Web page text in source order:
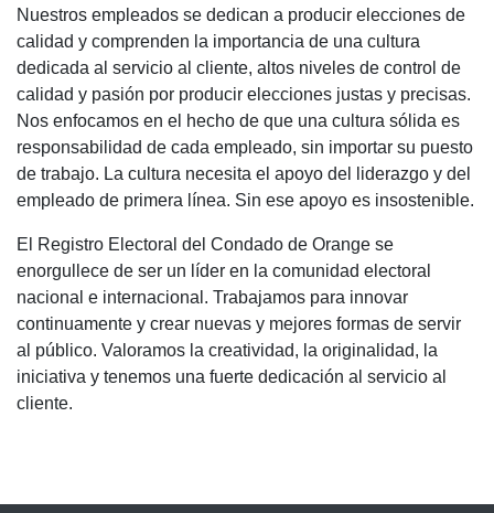
Nuestros empleados se dedican a producir elecciones de
calidad y comprenden la importancia de una cultura
dedicada al servicio al cliente, altos niveles de control de
calidad y pasión por producir elecciones justas y precisas.
Nos enfocamos en el hecho de que una cultura sólida es
responsabilidad de cada empleado, sin importar su puesto
de trabajo. La cultura necesita el apoyo del liderazgo y del
empleado de primera línea. Sin ese apoyo es insostenible.
El Registro Electoral del Condado de Orange se
enorgullece de ser un líder en la comunidad electoral
nacional e internacional. Trabajamos para innovar
continuamente y crear nuevas y mejores formas de servir
al público. Valoramos la creatividad, la originalidad, la
iniciativa y tenemos una fuerte dedicación al servicio al
cliente.